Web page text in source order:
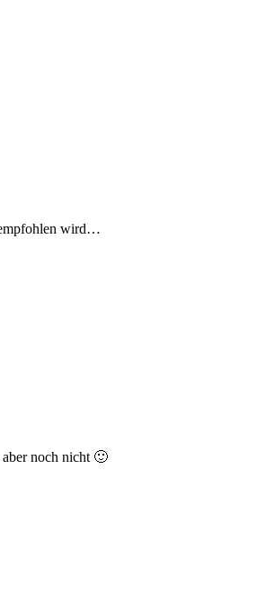
empfohlen wird…
noch nicht 🙂